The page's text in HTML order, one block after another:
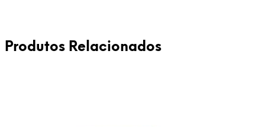
Produtos Relacionados